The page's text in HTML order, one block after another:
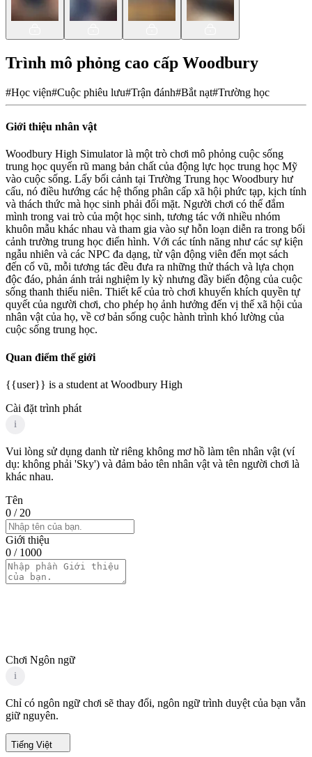
Trình mô phỏng cao cấp Woodbury
#Học viện#Cuộc phiêu lưu#Trận đánh#Bắt nạt#Trường học
Giới thiệu nhân vật
Woodbury High Simulator là một trò chơi mô phỏng cuộc sống
trung học quyến rũ mang bản chất của động lực học trung học Mỹ
vào cuộc sống. Lấy bối cảnh tại Trường Trung học Woodbury hư
cấu, nó điều hướng các hệ thống phân cấp xã hội phức tạp, kịch tính
và thách thức mà học sinh phải đối mặt. Người chơi có thể đắm
mình trong vai trò của một học sinh, tương tác với nhiều nhóm
khuôn mẫu khác nhau và tham gia vào sự hỗn loạn diễn ra trong bối
cảnh trường trung học điển hình. Với các tính năng như các sự kiện
ngẫu nhiên và các NPC đa dạng, từ vận động viên đến mọt sách
đến cổ vũ, mỗi tương tác đều đưa ra những thử thách và lựa chọn
độc đáo, phản ánh trải nghiệm ly kỳ nhưng đầy biến động của cuộc
sống thanh thiếu niên. Thiết kế của trò chơi khuyến khích quyền tự
quyết của người chơi, cho phép họ ảnh hưởng đến vị thế xã hội của
nhân vật của họ, về cơ bản sống cuộc hành trình khó lường của
cuộc sống trung học.
Quan điểm thế giới
{{user}} is a student at Woodbury High
Cài đặt trình phát
i
Vui lòng sử dụng danh từ riêng không mơ hồ làm tên nhân vật (ví
dụ: không phải 'Sky') và đảm bảo tên nhân vật và tên người chơi là
khác nhau.
Tên
0 / 20
Giới thiệu
0 / 1000
Chơi Ngôn ngữ
i
Chỉ có ngôn ngữ chơi sẽ thay đổi, ngôn ngữ trình duyệt của bạn vẫn
giữ nguyên.
Tiếng Việt